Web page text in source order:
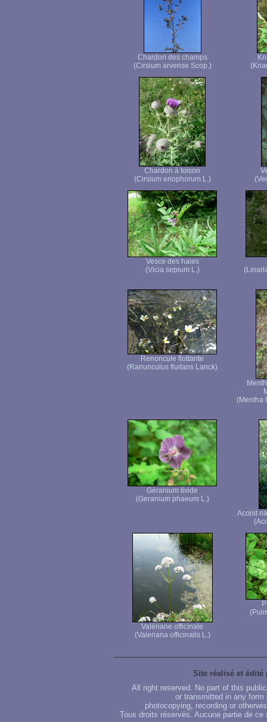
Chardon des champs
(Cirsium arvense Scop.)
Chardon à toison
(Cirsium eriophorum L.)
Vesce des haies
(Vicia sepium L.)
Renoncule flottante
(Ranunculus fluitans Lanck)
(Mentha
Géranium livide
(Geranium phaeum L.)
Aconit
Valériane officinale
(Valeriana officinalis L.)
Site réalisé et édité
All right reserved. No part of this
or transmitted in any
photocopying, recording or
Tous droits réservés. Aucune partie de